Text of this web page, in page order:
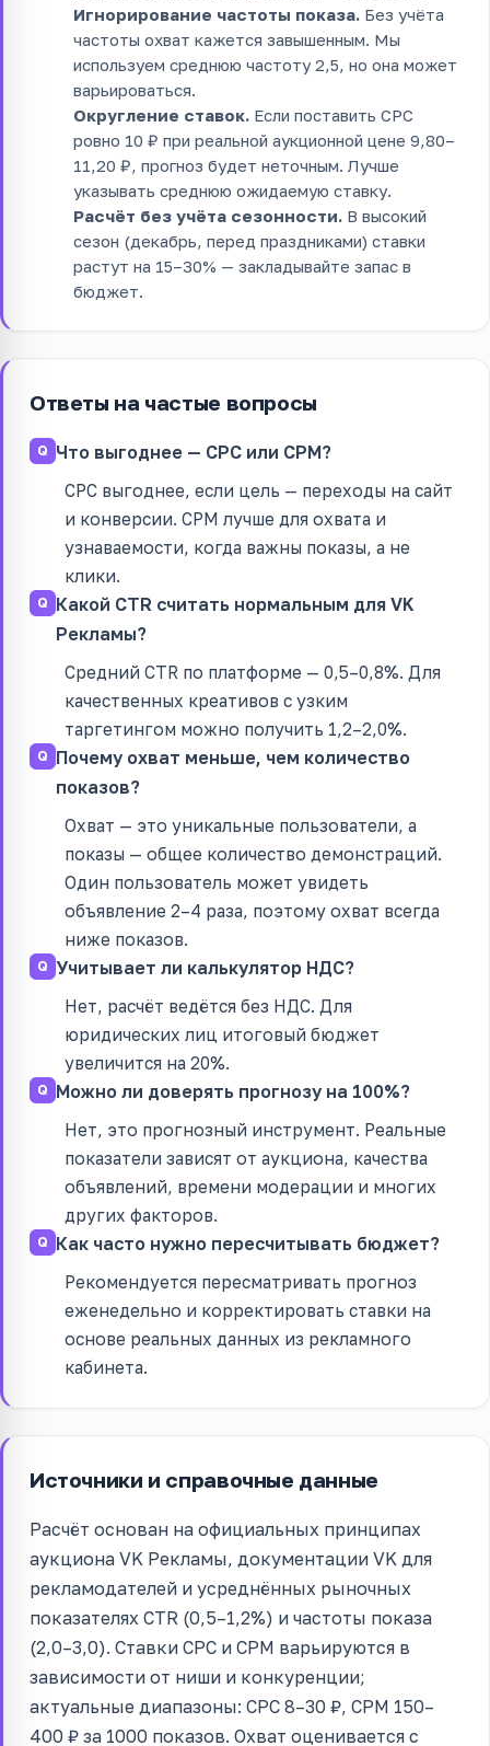
Игнорирование частоты показа. Без учёта
частоты охват кажется завышенным. Мы
используем среднюю частоту 2,5, но она может
варьироваться.
Округление ставок. Если поставить CPC
ровно 10 ₽ при реальной аукционной цене 9,80–
11,20 ₽, прогноз будет неточным. Лучше
указывать среднюю ожидаемую ставку.
Расчёт без учёта сезонности. В высокий
сезон (декабрь, перед праздниками) ставки
растут на 15–30% — закладывайте запас в
бюджет.
Ответы на частые вопросы
Что выгоднее — CPC или CPM?
CPC выгоднее, если цель — переходы на сайт
и конверсии. CPM лучше для охвата и
узнаваемости, когда важны показы, а не
клики.
Какой CTR считать нормальным для VK
Рекламы?
Средний CTR по платформе — 0,5–0,8%. Для
качественных креативов с узким
таргетингом можно получить 1,2–2,0%.
Почему охват меньше, чем количество
показов?
Охват — это уникальные пользователи, а
показы — общее количество демонстраций.
Один пользователь может увидеть
объявление 2–4 раза, поэтому охват всегда
ниже показов.
Учитывает ли калькулятор НДС?
Нет, расчёт ведётся без НДС. Для
юридических лиц итоговый бюджет
увеличится на 20%.
Можно ли доверять прогнозу на 100%?
Нет, это прогнозный инструмент. Реальные
показатели зависят от аукциона, качества
объявлений, времени модерации и многих
других факторов.
Как часто нужно пересчитывать бюджет?
Рекомендуется пересматривать прогноз
еженедельно и корректировать ставки на
основе реальных данных из рекламного
кабинета.
Источники и справочные данные
Расчёт основан на официальных принципах
аукциона VK Рекламы, документации VK для
рекламодателей и усреднённых рыночных
показателях CTR (0,5–1,2%) и частоты показа
(2,0–3,0). Ставки CPC и CPM варьируются в
зависимости от ниши и конкуренции;
актуальные диапазоны: CPC 8–30 ₽, CPM 150–
400 ₽ за 1000 показов. Охват оценивается с